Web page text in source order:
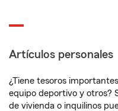
Artículos personales
¿Tiene tesoros
equipo deportivo y otros?
de vivienda o inquilinos